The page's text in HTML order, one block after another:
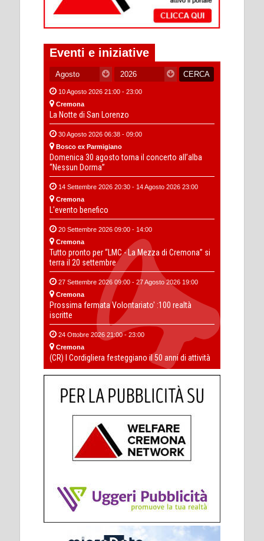
Eventi e iniziative
10 Agosto 2026 21:00 - 23:00
Cremona
La Notte di San Lorenzo
30 Agosto 2026 06:38 - 09:00
Bosco ex Parmigiano
Domenica 30 agosto torna il concerto all’alba
“Nessun Dorma”
14 Settembre 2026 20:30 - 14 Agosto 2026 23:00
Cremona
L'evento benefico
20 Settembre 2026 09:00 - 14:00
Cremona
Tutto pronto per “LMC - La Mezza di Cremona” si
terra il 20 settembre
27 Settembre 2026 09:00 - 27 Agosto 2026 19:00
Cremona
Prossima fermata Volontariato' :100 realtà
iscritte
24 Ottobre 2026 21:00 - 23:00
Cremona
(CR) I Cordigliera festeggiano il 50 anni di attività